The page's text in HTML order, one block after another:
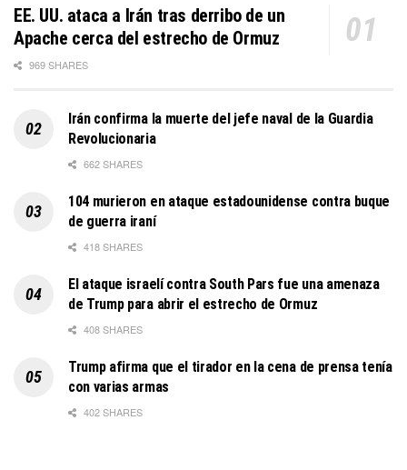
EE. UU. ataca a Irán tras derribo de un
Apache cerca del estrecho de Ormuz
969 SHARES
Irán confirma la muerte del jefe naval de la Guardia
Revolucionaria
662 SHARES
104 murieron en ataque estadounidense contra buque
de guerra iraní
418 SHARES
El ataque israelí contra South Pars fue una amenaza
de Trump para abrir el estrecho de Ormuz
408 SHARES
Trump afirma que el tirador en la cena de prensa tenía
con varias armas
402 SHARES